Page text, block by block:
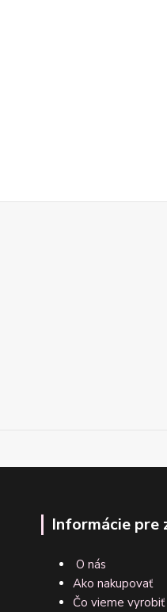
Informácie pre
O nás
Ako nakupovať
Čo vieme vyrobiť